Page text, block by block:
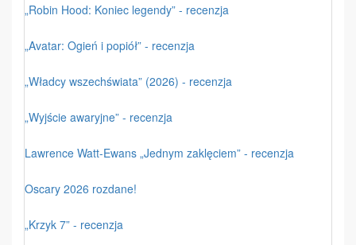
„Robin Hood: Koniec legendy” - recenzja
„Avatar: Ogień i popiół” - recenzja
„Władcy wszechświata” (2026) - recenzja
„Wyjście awaryjne” - recenzja
Lawrence Watt-Ewans „Jednym zaklęciem” - recenzja
Oscary 2026 rozdane!
„Krzyk 7” - recenzja